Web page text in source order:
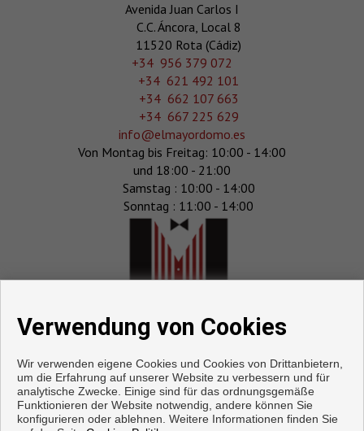
Avenida Juan Carlos I
C.C. Áncora, Local 8
11520 Rota (Cádiz)
‎+34 956 379 072
+34 621 492 101
+34 662 107 663
+34 667 225 629
info@elmayordomo.es
Von Montag bis Freitag: 10:00 - 14:00
und 18:00 - 21:00
Samstag : 10:00 - 14:00
Sonntag : 11:00 - 14:00
Verwendung von Cookies
Wir verwenden eigene Cookies und Cookies von Drittanbietern,
um die Erfahrung auf unserer Website zu verbessern und für
analytische Zwecke. Einige sind für das ordnungsgemäße
Funktionieren der Website notwendig, andere können Sie
konfigurieren oder ablehnen. Weitere Informationen finden Sie